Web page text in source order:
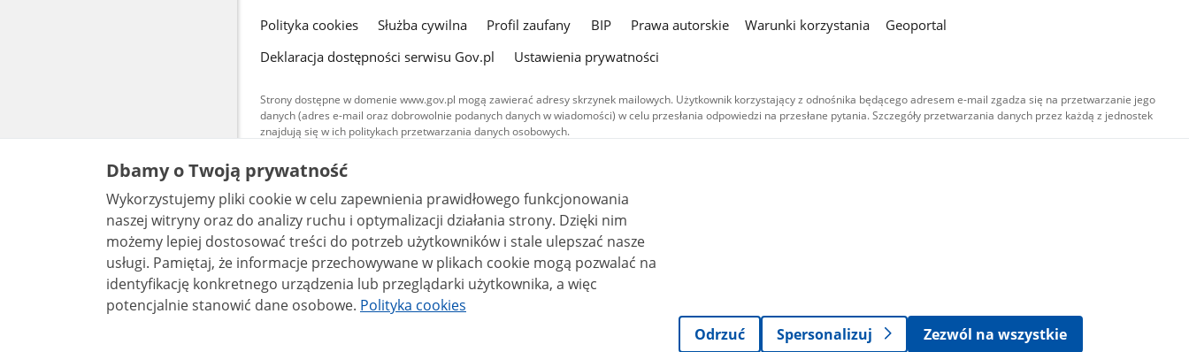
gov.pl
Polityka cookies Służba cywilna Profil zaufany BIP Prawa autorskie Warunki korzystania
Geoportal
Deklaracja dostępności serwisu Gov.pl
Ustawienia prywatności
Strony dostępne w domenie www.gov.pl mogą zawierać adresy skrzynek mailowych. Użytkownik korzystający z odnośnika będącego adresem e-mail zgadza się na przetwarzanie jego
danych (adres e-mail oraz dobrowolnie podanych danych w wiadomości) w celu przesłania odpowiedzi na przesłane pytania. Szczegóły przetwarzania danych przez każdą z jednostek
znajdują się w ich politykach przetwarzania danych osobowych.
Treści tekstowe publikowane w serwisie (z wyłączeniem treści audiowizualnych), są
udostępniane na licencji typu Creative Commons: uznanie autorstwa - na tych samych
warunkach 4.0 (CC BY-SA 4.0). Materiały audiowizualne, w tym zdjęcia, materiały audio i wideo,
są udostępniane na licencji typu Creative Commons: uznanie autorstwa użycie niekomercyjne -
bez utworów zależnych 4.0 (CC BY-NC-ND 4.0), o ile nie jest to stwierdzone inaczej.
Dbamy o Twoją prywatność
Wykorzystujemy pliki cookie w celu zapewnienia prawidłowego funkcjonowania
naszej witryny oraz do analizy ruchu i optymalizacji działania strony. Dzięki nim
możemy lepiej dostosować treści do potrzeb użytkowników i stale ulepszać nasze
usługi. Pamiętaj, że informacje przechowywane w plikach cookie mogą pozwalać na
identyfikację konkretnego urządzenia lub przeglądarki użytkownika, a więc
potencjalnie stanowić dane osobowe. Polityka cookies
Odrzuć
Spersonalizuj Zezwól na wszystkie